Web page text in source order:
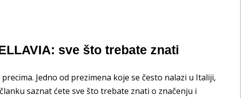
sve što trebate znati
Jedno od prezimena koje se često nalazi u Italiji,
saznat ćete sve što trebate znati o značenju i